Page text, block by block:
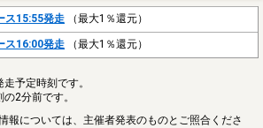
ス15:55発走 （最大1％還元）
ス16:00発走 （最大1％還元）
予定時刻です。
2分前です。
報については、主催者発表のものとご照合くださ